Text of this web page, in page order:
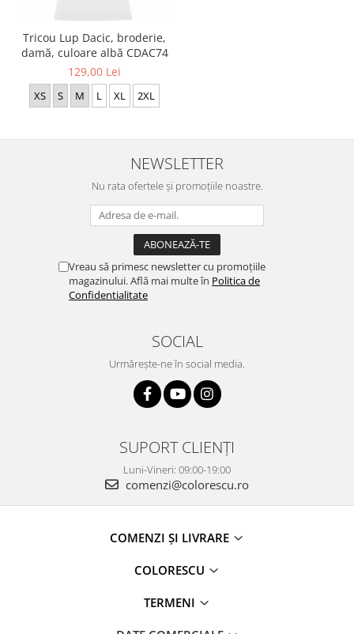
Tricou Lup Dacic, broderie,
damă, culoare albă CDAC74
129,00 Lei
XS S M L XL 2XL
NEWSLETTER
Nu rata ofertele și promoțiile noastre.
Vreau să primesc newsletter cu promoțiile
magazinului. Află mai multe în Politica de
Confidentialitate
SOCIAL
Urmărește-ne în social media.
SUPORT CLIENȚI
Luni-Vineri: 09:00-19:00
comenzi@colorescu.ro
COMENZI ȘI LIVRARE
COLORESCU
TERMENI